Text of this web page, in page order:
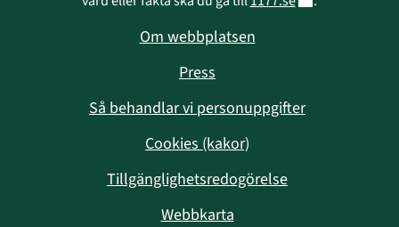
Om webbplatsen
Press
Så behandlar vi personuppgifter
Cookies (kakor)
Tillgänglighetsredogörelse
Webbkarta